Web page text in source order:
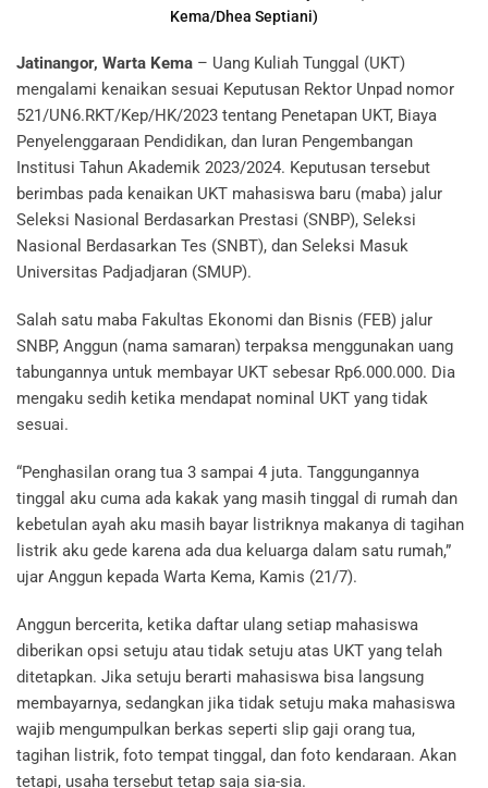
Kema/Dhea Septiani)
Jatinangor, Warta Kema – Uang Kuliah Tunggal (UKT)
mengalami kenaikan sesuai Keputusan Rektor Unpad nomor
521/UN6.RKT/Kep/HK/2023 tentang Penetapan UKT, Biaya
Penyelenggaraan Pendidikan, dan Iuran Pengembangan
Institusi Tahun Akademik 2023/2024. Keputusan tersebut
berimbas pada kenaikan UKT mahasiswa baru (maba) jalur
Seleksi Nasional Berdasarkan Prestasi (SNBP), Seleksi
Nasional Berdasarkan Tes (SNBT), dan Seleksi Masuk
Universitas Padjadjaran (SMUP).
Salah satu maba Fakultas Ekonomi dan Bisnis (FEB) jalur
SNBP, Anggun (nama samaran) terpaksa menggunakan uang
tabungannya untuk membayar UKT sebesar Rp6.000.000. Dia
mengaku sedih ketika mendapat nominal UKT yang tidak
sesuai.
“Penghasilan orang tua 3 sampai 4 juta. Tanggungannya
tinggal aku cuma ada kakak yang masih tinggal di rumah dan
kebetulan ayah aku masih bayar listriknya makanya di tagihan
listrik aku gede karena ada dua keluarga dalam satu rumah,”
ujar Anggun kepada Warta Kema, Kamis (21/7).
Anggun bercerita, ketika daftar ulang setiap mahasiswa
diberikan opsi setuju atau tidak setuju atas UKT yang telah
ditetapkan. Jika setuju berarti mahasiswa bisa langsung
membayarnya, sedangkan jika tidak setuju maka mahasiswa
wajib mengumpulkan berkas seperti slip gaji orang tua,
tagihan listrik, foto tempat tinggal, dan foto kendaraan. Akan
tetapi, usaha tersebut tetap saja sia-sia.